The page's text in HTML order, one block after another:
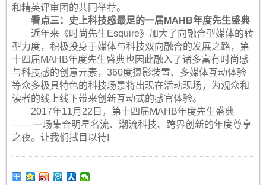
和精英评审团的共同举荐。
看点三：史上科技感最足的一届MAHB年度先生盛典
近年来《时尚先生Esquire》加大了向融合型媒体的转
型力度，积极投身于媒体与科技双向融合的发展之路，第
十四届MAHB年度先生盛典也因此融入了诸多富有时尚感
与科技感的创意元素，360度摄影装置、多媒体互动体验
等众多极具特色的科技场景将出现在活动现场，为观众和
读者的线上线下带来创新互动式的感官体验。
2017年11月22日，第十四届MAHB年度先生盛典
—— 一场集合明星名流、潮流科技、跨界创新的年度尊享
之夜。让我们拭目以待!